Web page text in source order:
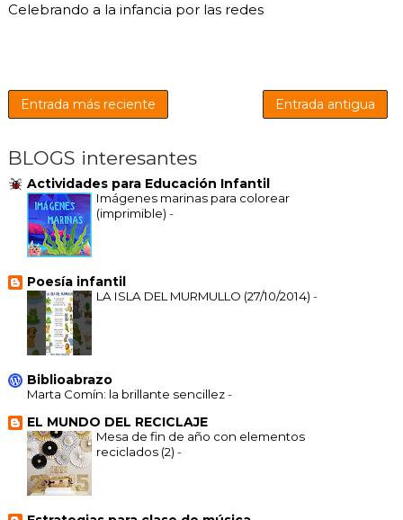
Celebrando a la infancia por las redes
Entrada más reciente Entrada antigua
BLOGS interesantes
Actividades para Educación Infantil
Imágenes marinas para colorear
(imprimible) -
Poesía infantil
LA ISLA DEL MURMULLO (27/10/2014) -
Biblioabrazo
Marta Comín: la brillante sencillez-
EL MUNDO DEL RECICLAJE
Mesa de fin de año con elementos
reciclados (2) -